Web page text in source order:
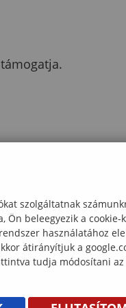
erdővédelmi
a bioszféra-
szolgáltatnak
beleegyezik a cookie-
használatához
átirányítjuk a
tudja módosítani